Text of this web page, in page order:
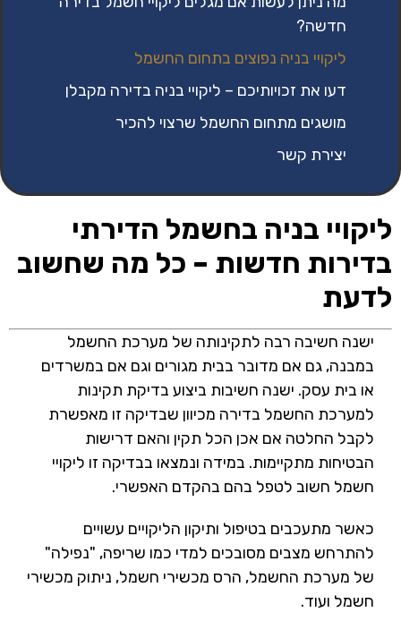
חדשה?
ליקויי בניה נפוצים בתחום החשמל
דעו את זכויותיכם – ליקויי בניה בדירה מקבלן
מושגים מתחום החשמל שרצוי להכיר
יצירת קשר
ליקויי בניה בחשמל הדירתי
בדירות חדשות – כל מה שחשוב
לדעת
ישנה חשיבה רבה לתקינותה של מערכת החשמל
במבנה, גם אם מדובר בבית מגורים וגם אם במשרדים
או בית עסק. ישנה חשיבות ביצוע בדיקת תקינות
למערכת החשמל בדירה מכיוון שבדיקה זו מאפשרת
לקבל החלטה אם אכן הכל תקין והאם דרישות
הבטיחות מתקיימות. במידה ונמצאו בבדיקה זו ליקויי
חשמל חשוב לטפל בהם בהקדם האפשרי.
כאשר מתעכבים בטיפול ותיקון הליקויים עשויים
להתרחש מצבים מסובכים למדי כמו שריפה, "נפילה"
של מערכת החשמל, הרס מכשירי חשמל, ניתוק מכשירי
חשמל ועוד.